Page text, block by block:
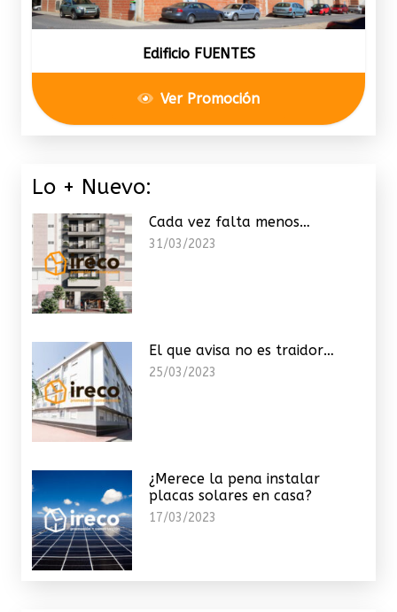
Edificio FUENTES
Ver Promoción
Lo + Nuevo:
Cada vez falta menos…
31/03/2023
El que avisa no es traidor…
25/03/2023
¿Merece la pena instalar
placas solares en casa?
17/03/2023